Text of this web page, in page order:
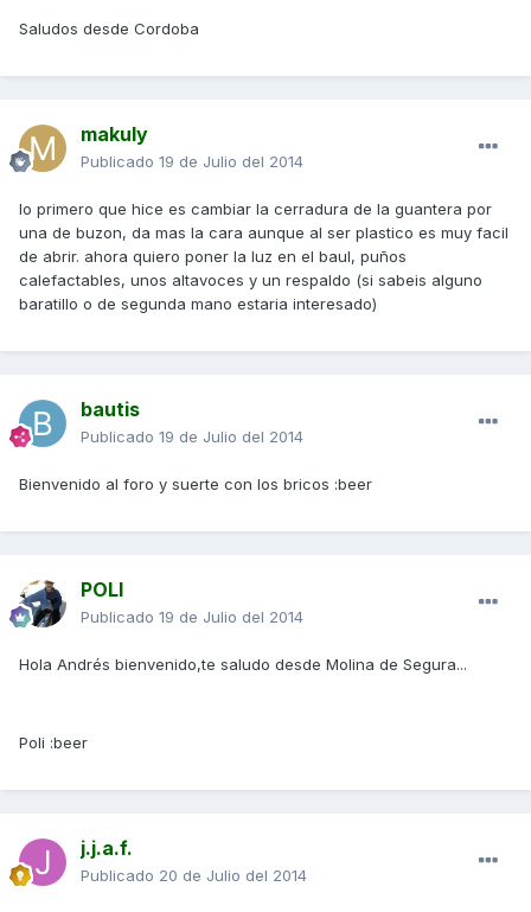
Saludos desde Cordoba
makuly
Publicado 19 de Julio del 2014
lo primero que hice es cambiar la cerradura de la guantera por
una de buzon, da mas la cara aunque al ser plastico es muy facil
de abrir. ahora quiero poner la luz en el baul, puños
calefactables, unos altavoces y un respaldo (si sabeis alguno
baratillo o de segunda mano estaria interesado)
bautis
Publicado 19 de Julio del 2014
Bienvenido al foro y suerte con los bricos :beer
POLI
Publicado 19 de Julio del 2014
Hola Andrés bienvenido,te saludo desde Molina de Segura...
Poli :beer
j.j.a.f.
Publicado 20 de Julio del 2014